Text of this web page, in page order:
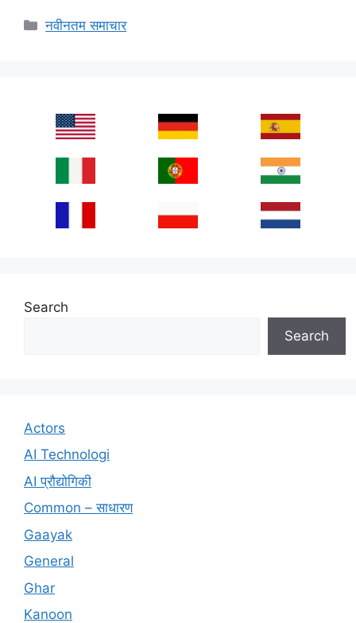
Categories
नवीनतम समाचार
Search
Search
Actors
AI Technologi
AI प्रौद्योगिकी
Common – साधारण
Gaayak
General
Ghar
Kanoon